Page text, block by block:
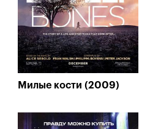
Милые кости (2009)